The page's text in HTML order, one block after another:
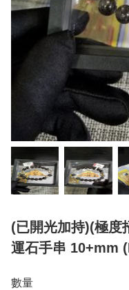
(已開光加持)(極度
運石手串 10+mm
數量